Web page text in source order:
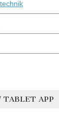
TABLET APP